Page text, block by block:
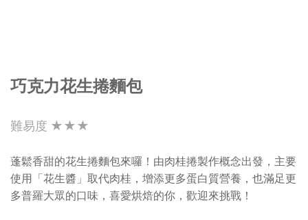
巧克力花生捲麵包
難易度 ★★★
蓬鬆香甜的花生捲麵包來囉！由肉桂捲製作概念出發，主要
使用「花生醬」取代肉桂，增添更多蛋白質營養，也滿足更
多普羅大眾的口味，喜愛烘焙的你，歡迎來挑戰！